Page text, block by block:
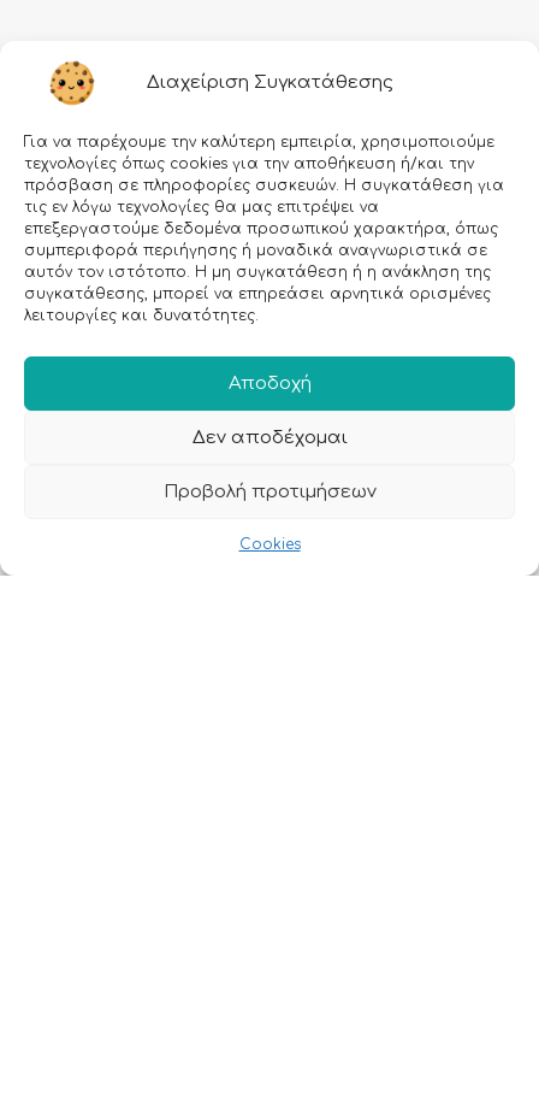
Διαχείριση Συγκατάθεσης
Για να παρέχουμε την καλύτερη εμπειρία, χρησιμοποιούμε
τεχνολογίες όπως cookies για την αποθήκευση ή/και την
πρόσβαση σε πληροφορίες συσκευών. Η συγκατάθεση για
τις εν λόγω τεχνολογίες θα μας επιτρέψει να
επεξεργαστούμε δεδομένα προσωπικού χαρακτήρα, όπως
συμπεριφορά περιήγησης ή μοναδικά αναγνωριστικά σε
αυτόν τον ιστότοπο. Η μη συγκατάθεση ή η ανάκληση της
συγκατάθεσης, μπορεί να επηρεάσει αρνητικά ορισμένες
λειτουργίες και δυνατότητες.
Αποδοχή
Δεν αποδέχομαι
Προβολή προτιμήσεων
Cookies
Εγραφείτε στο Newsletter μας!
Email: